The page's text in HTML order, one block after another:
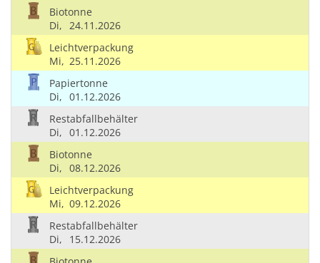
Biotonne
Di, 24.11.2026
Leichtverpackung
Mi, 25.11.2026
Papiertonne
Di, 01.12.2026
Restabfallbehälter
Di, 01.12.2026
Biotonne
Di, 08.12.2026
Leichtverpackung
Mi, 09.12.2026
Restabfallbehälter
Di,
15.12.2026